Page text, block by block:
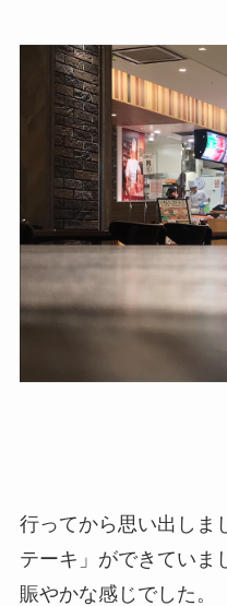
行ってから思い出しま
テーキ」ができていま
賑やかな感じでした。